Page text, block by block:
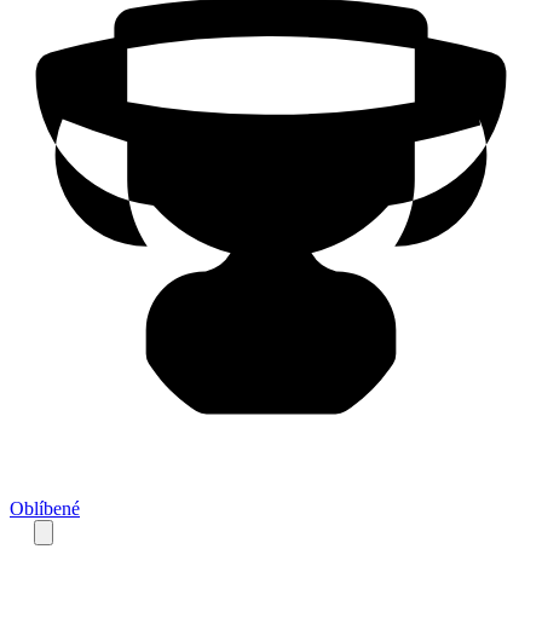
Oblíbené